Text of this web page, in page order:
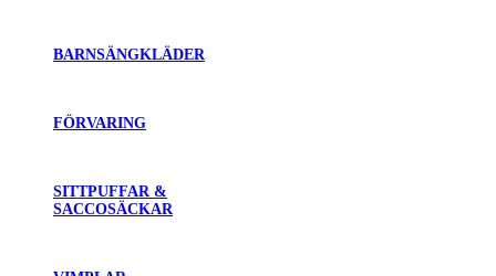
BARNSÄNGKLÄDER
FÖRVARING
SITTPUFFAR &
SACCOSÄCKAR